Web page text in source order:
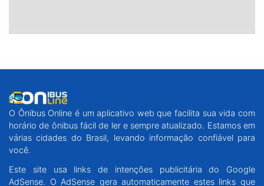
O Ônibus Online é um aplicativo web que facilita sua vida com
horário de ônibus fácil de ler e sempre atualizado. Estamos em
várias cidades do Brasil, levando informação confiável para
você.
Este site usa links de intenções publicitária do Google
AdSense. O AdSense gera automaticamente estes links que